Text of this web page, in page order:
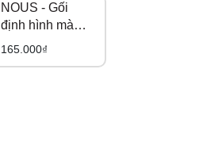
NOUS - Gối
định hình màu
be phối xanh
165.000₫